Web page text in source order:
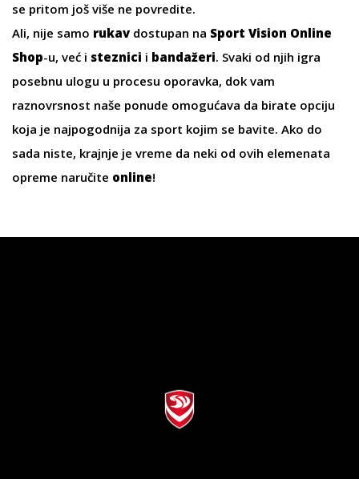
se pritom još više ne povredite.
Ali, nije samo rukav dostupan na Sport Vision Online
Shop-u, već i steznici i bandažeri. Svaki od njih igra
posebnu ulogu u procesu oporavka, dok vam
raznovrsnost naše ponude omogućava da birate opciju
koja je najpogodnija za sport kojim se bavite. Ako do
sada niste, krajnje je vreme da neki od ovih elemenata
opreme naručite online!